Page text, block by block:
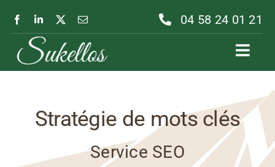
contenu
04 58 24 01 21
Stratégie de mots clés
Service SEO